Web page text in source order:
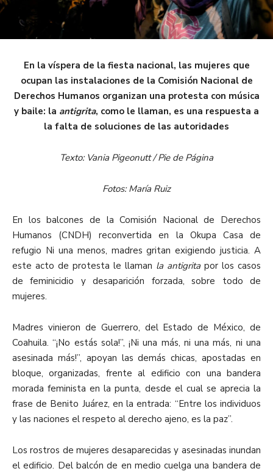
En la víspera de la fiesta nacional, las mujeres que
ocupan las instalaciones de la Comisión Nacional de
Derechos Humanos organizan una protesta con música
y baile: la antigrita, como le llaman, es una respuesta a
la falta de soluciones de las autoridades
Texto: Vania Pigeonutt / Pie de Página
Fotos: María Ruiz
En los balcones de la Comisión Nacional de Derechos
Humanos (CNDH) reconvertida en la Okupa Casa de
refugio Ni una menos, madres gritan exigiendo justicia. A
este acto de protesta le llaman la antigritapor los casos
de feminicidio y desaparición forzada, sobre todo de
mujeres.
Madres vinieron de Guerrero, del Estado de México, de
Coahuila. “¡No estás sola!”, ¡Ni una más, ni una más, ni una
asesinada más!”, apoyan las demás chicas, apostadas en
bloque, organizadas, frente al edificio con una bandera
morada feminista en la punta, desde el cual se aprecia la
frase de Benito Juárez, en la entrada: “Entre los individuos
y las naciones el respeto al derecho ajeno, es la paz”.
Los rostros de mujeres desaparecidas y asesinadas inundan
el edificio. Del balcón de en medio cuelga una bandera de